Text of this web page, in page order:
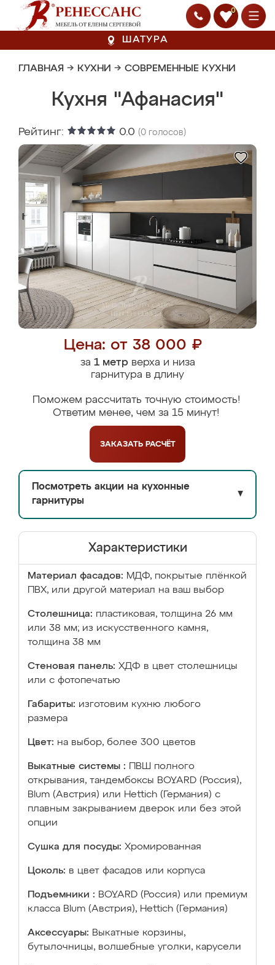
0
ШАТУРА
ГЛАВНАЯ → КУХНИ → СОВРЕМЕННЫЕ КУХНИ
Кухня "Афанасия"
Рейтинг: 0.0 (0 голосов)
Цена: от 38 000 ₽
за 1 метрверха и низа
гарнитура в длину
Поможем рассчитать точную стоимость!
Ответим менее, чем за 15 минут!
ЗАКАЗАТЬ РАСЧЁТ
Посмотреть акции на кухонные
гарнитуры
▼
Характеристики
Материал фасадов: МДФ, покрытые плёнкой
ПВХ, или другой материал на ваш выбор
Столешница: пластиковая, толщина 26 мм
или 38 мм; из искусственного камня,
толщина 38 мм
Стеновая панель: ХДФ в цвет столешницы
или с фотопечатью
Габариты: изготовим кухню любого
размера
Цвет: на выбор, более 300 цветов
Выкатные системы :
ПВШ полного
открывания, тандембоксы BOYARD (Россия),
Blum (Австрия) или Hettich (Германия) с
плавным закрыванием дверок или без этой
опции
Сушка для посуды: Хромированная
Цоколь: в цвет фасадов или корпуса
Подъемники : BOYARD (Россия) или премиум
класса Blum (Австрия), Hettich (Германия)
Аксессуары: Выкатные корзины,
бутылочницы, волшебные уголки, карусели